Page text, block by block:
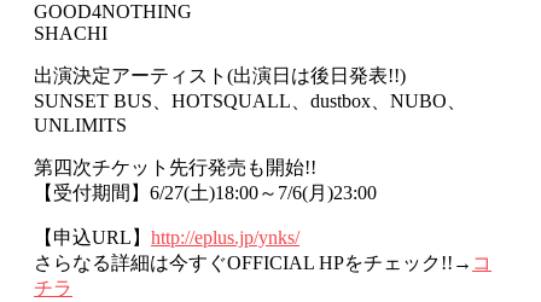
GOOD4NOTHING
SHACHI
出演決定アーティスト(出演日は後日発表!!)
SUNSET BUS、HOTSQUALL、dustbox、NUBO、
UNLIMITS
第四次チケット先行発売も開始!!
【受付期間】6/27(土)18:00～7/6(月)23:00
【申込URL】 http://eplus.jp/ynks/
さらなる詳細は今すぐOFFICIAL HPをチェック!!→ コ
チラ